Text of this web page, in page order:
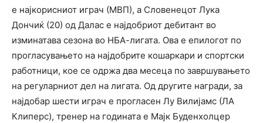
е најкорисниот играч (МВП), а Словенецот Лука
Дончиќ (20) од Далас е најдобриот дебитант во
изминатава сезона во НБА-лигата. Ова е епилогот по
прогласувањето на најдобрите кошаркари и спортски
работници, кое се одржа два месеца по завршувањето
на регуларниот дел на лигата. Од другите награди, за
најдобар шести играч е прогласен Лу Вилијамс (ЛА
Клиперс), тренер на годината е Мајк Буденхолцер